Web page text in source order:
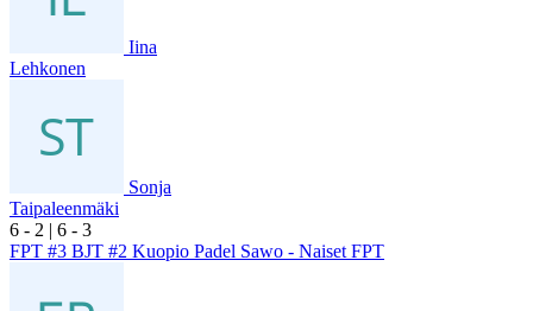
Iina
Lehkonen
Sonja
Taipaleenmäki
6 - 2 | 6 - 3
FPT #3 BJT #2 Kuopio Padel Sawo - Naiset FPT